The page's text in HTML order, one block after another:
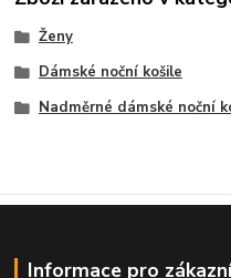
Ženy
Dámské noční košile
Nadměrné dámské noční
Informace pro